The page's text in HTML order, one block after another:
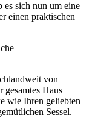
es sich nun um eine
einen praktischen
von
gesamtes Haus
wie Ihren geliebten
Sessel.